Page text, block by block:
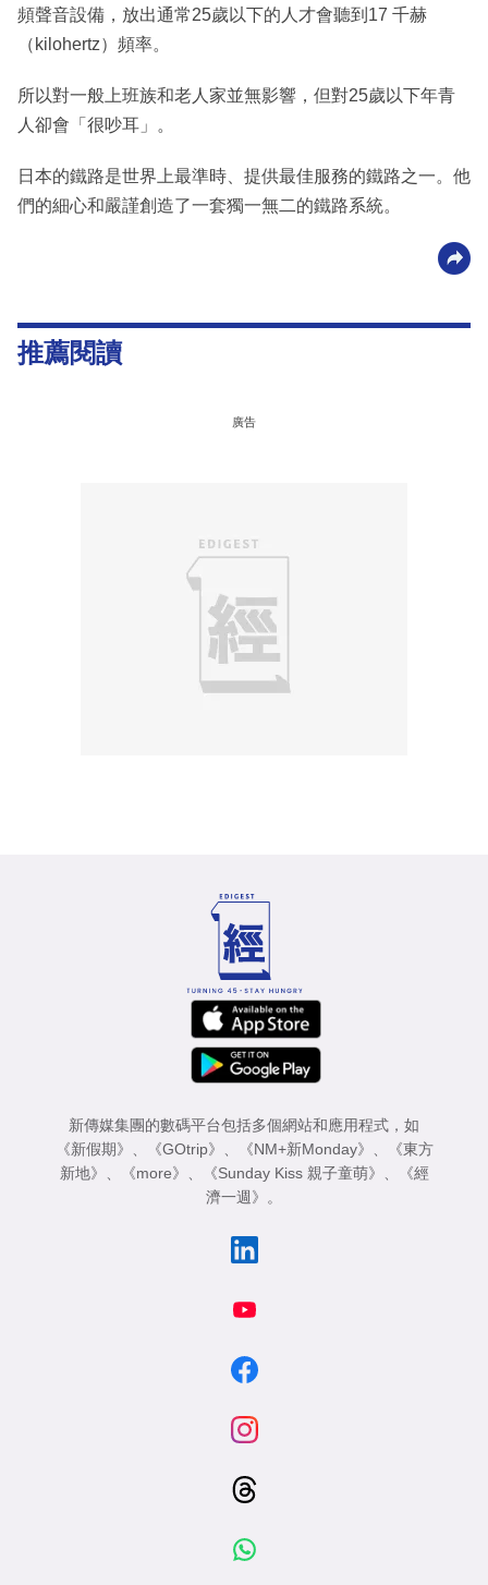
頻聲音設備，放出通常25歲以下的人才會聽到17 千赫
（kilohertz）頻率。
所以對一般上班族和老人家並無影響，但對25歲以下年青
人卻會「很吵耳」。
日本的鐵路是世界上最準時、提供最佳服務的鐵路之一。他
們的細心和嚴謹創造了一套獨一無二的鐵路系統。
推薦閱讀
廣告
新傳媒集團的數碼平台包括多個網站和應用程式，如
《新假期》
《GOtrip》 《NM+新Monday》
《東方
新地》
《more》 《Sunday Kiss 親子童萌》
《經
濟一週》
。